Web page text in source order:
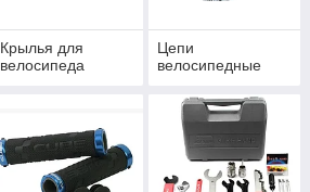
Крылья для
велосипеда
Цепи
велосипедные